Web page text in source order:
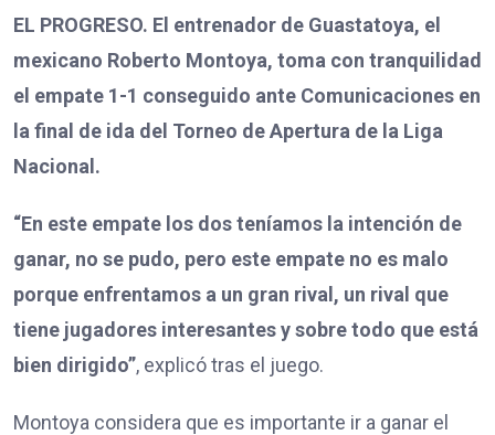
EL PROGRESO. El entrenador de Guastatoya, el
mexicano Roberto Montoya, toma con tranquilidad
el empate 1-1 conseguido ante Comunicaciones en
la final de ida del Torneo de Apertura de la Liga
Nacional.
“En este empate los dos teníamos la intención de
ganar, no se pudo, pero este empate no es malo
porque enfrentamos a un gran rival, un rival que
tiene jugadores interesantes y sobre todo que está
bien dirigido”, explicó tras el juego.
Montoya considera que es importante ir a ganar el